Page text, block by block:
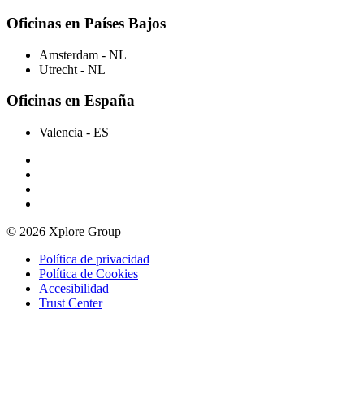
Oficinas en Países Bajos
Amsterdam - NL
Utrecht - NL
Oficinas en España
Valencia - ES
© 2026 Xplore Group
Política de privacidad
Política de Cookies
Accesibilidad
Trust Center